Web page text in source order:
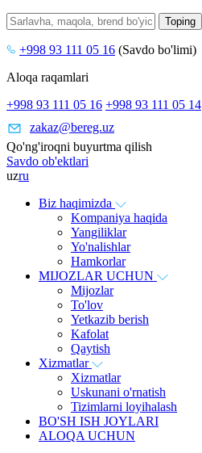
+998 93 111 05 16 (Savdo bo'limi)
Aloqa raqamlari
+998 93 111 05 16 +998 93 111 05 14
zakaz@bereg.uz
Qo'ng'iroqni buyurtma qilish
Savdo ob'ektlari
uzru
Biz haqimizda
Kompaniya haqida
Yangiliklar
Yo'nalishlar
Hamkorlar
MIJOZLAR UCHUN
Mijozlar
To'lov
Yetkazib berish
Kafolat
Qaytish
Xizmatlar
Xizmatlar
Uskunani o'rnatish
Tizimlarni loyihalash
BO'SH ISH JOYLARI
ALOQA UCHUN